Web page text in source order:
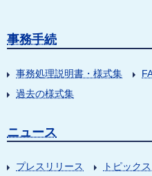
事務手続
事務処理説明書・様式集
過去の様式集
ニュース
プレスリリース トピックス